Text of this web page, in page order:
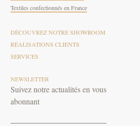
Textiles confectionnés en France
DÉCOUVREZ NOTRE SHOWROOM
RÉALISATIONS CLIENTS
SERVICES
NEWSLETTER
Suivez notre actualités en vous
abonnant